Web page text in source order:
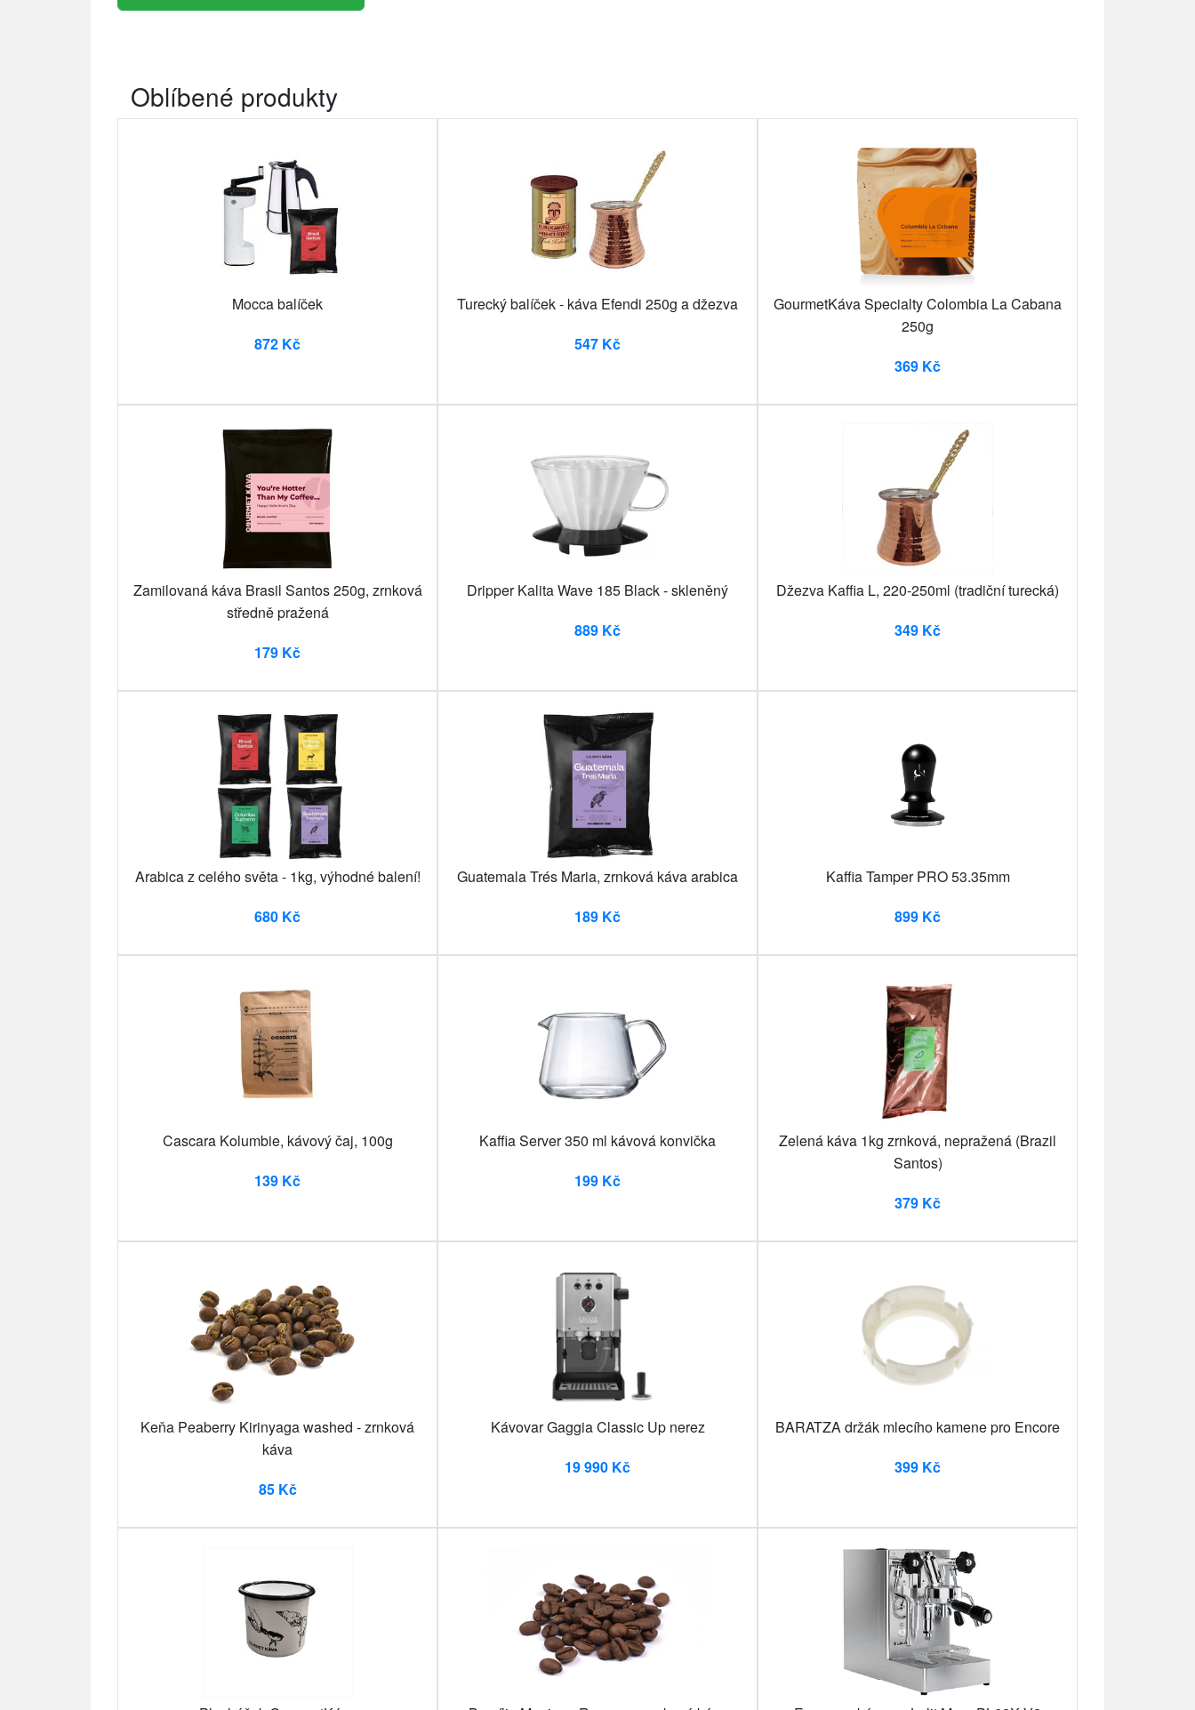
Oblíbené produkty
Mocca balíček
872 Kč
Turecký balíček - káva Efendi 250g a džezva
547 Kč
GourmetKáva Specialty Colombia La Cabana
250g
369 Kč
Zamilovaná káva Brasil Santos 250g, zrnková
středně pražená
179 Kč
Dripper Kalita Wave 185 Black - skleněný
889 Kč
Džezva Kaffia L, 220-250ml (tradiční turecká)
349 Kč
Arabica z celého světa - 1kg, výhodné balení!
680 Kč
Guatemala Trés Maria, zrnková káva arabica
189 Kč
Kaffia Tamper PRO 53.35mm
899 Kč
Cascara Kolumbie, kávový čaj, 100g
139 Kč
Kaffia Server 350 ml kávová konvička
199 Kč
Zelená káva 1kg zrnková, nepražená (Brazil
Santos)
379 Kč
Keňa Peaberry Kirinyaga washed - zrnková
káva
85 Kč
Kávovar Gaggia Classic Up nerez
19 990 Kč
BARATZA držák mlecího kamene pro Encore
399 Kč